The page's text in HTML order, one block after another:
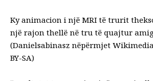
Ky animacion i një MRI të trurit
një rajon thellë në tru të quajtur
(Danielsabinasz nëpërmjet Wikimedia
BY-SA)